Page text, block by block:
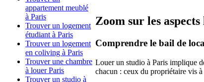
appartement meublé
à Paris
Trouver un logement
étudiant à Paris
Trouver un logement
en coliving à Paris
Trouver une chambre
à louer Paris
Trouver un studio à
Zoom sur les
Comprendre le bail de
Louer un studio à Paris implique
chacun : ceux du propriétaire vis